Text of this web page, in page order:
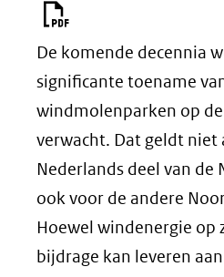
De komende decennia
significante toename
windmolenparken op
verwacht. Dat geldt niet
Nederlands deel van de
ook voor de andere
Hoewel windenergie op
bijdrage kan leveren